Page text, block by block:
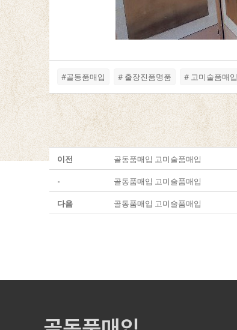
#골동품매입 # 출장진품명품 # 고미술품매입
이전 골동품매입 고미술품매입
- 골동품매입 고미술품매입
다음 골동품매입 고미술품매입